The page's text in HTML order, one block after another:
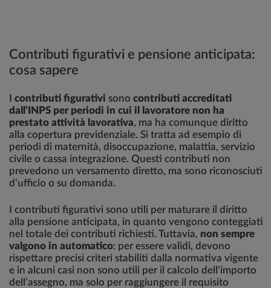
Contributi figurativi e pensione anticipata:
cosa sapere
contributi figurativi sono contributi accreditati
dall’INPS per periodi in cui il lavoratore non ha
prestato attività lavorativa, ma ha comunque diritto
alla copertura previdenziale. Si tratta ad esempio di
periodi di maternità, disoccupazione, malattia, servizio
civile o cassa integrazione. Questi contributi non
prevedono un versamento diretto, ma sono riconosciuti
d’ufficio o su domanda.
I contributi figurativi sono utili per maturare il diritto
alla pensione anticipata, in quanto vengono conteggiati
nel totale dei contributi richiesti. Tuttavia, non sempre
valgono in automatico: per essere validi, devono
rispettare precisi criteri stabiliti dalla normativa vigente
e in alcuni casi non sono utili per il calcolo dell'importo
dell’assegno, ma solo per raggiungere il requisito